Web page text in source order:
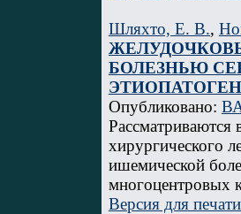
Шляхто, Е. В.,
БОЛЕЗНЬЮ
Опубликовано:
Рассматриваются
хирургического
ишемической
многоцентровых
Версия для печати